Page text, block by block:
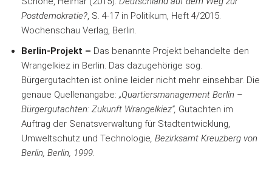
Postdemokratie?, S. 4-17 in Politikum, Heft 4/2015.
Wochenschau Verlag, Berlin.
Berlin-Projekt – Das benannte Projekt behandelte den
Wrangelkiez in Berlin. Das dazugehörige sog.
Bürgergutachten ist online leider nicht mehr einsehbar. Die
genaue Quellenangabe: „Quartiersmanagement Berlin –
Bürgergutachten: Zukunft Wrangelkiez“, Gutachten im
Auftrag der Senatsverwaltung für Stadtentwicklung,
Umweltschutz und Technologie, Bezirksamt Kreuzberg von
Berlin, Berlin, 1999.